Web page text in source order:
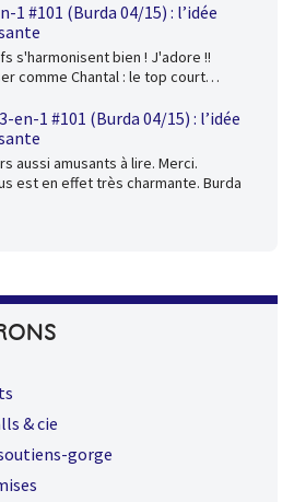
1 #101 (Burda 04/15) : l’idée
s'harmonisent bien ! J'adore !!
comme Chantal : le top court…
en-1 #101 (Burda 04/15) : l’idée
aussi amusants à lire. Merci.
est en effet très charmante. Burda
& cie
gorge